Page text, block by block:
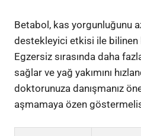
Betabol, kas yorgunluğunu
destekleyici etkisi ile
Egzersiz sırasında daha
sağlar ve yağ yakımını
doktorunuza danışmanız
aşmamaya özen